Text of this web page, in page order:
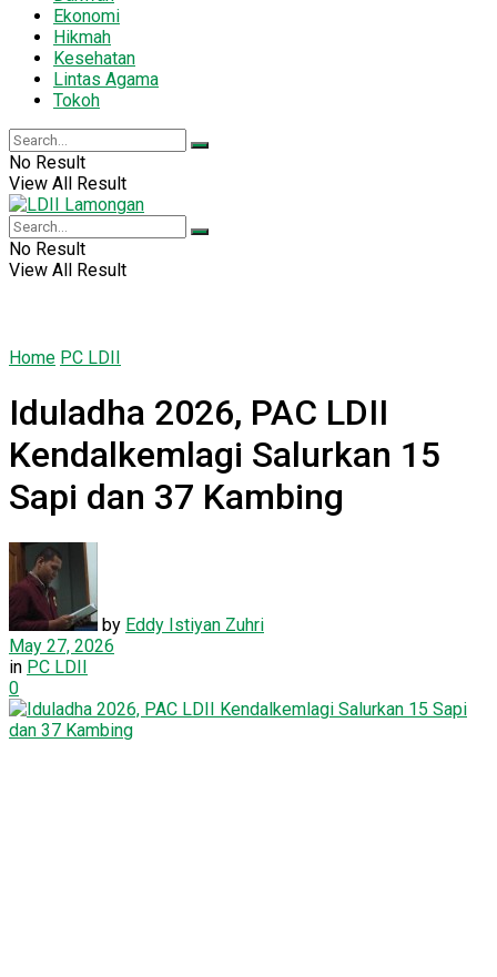
Ekonomi
Hikmah
Kesehatan
Lintas Agama
Tokoh
No Result
View All Result
No Result
View All Result
Home PC LDII
Iduladha 2026, PAC LDII
Kendalkemlagi Salurkan 15
Sapi dan 37 Kambing
by Eddy Istiyan Zuhri
May 27, 2026
in PC LDII
0